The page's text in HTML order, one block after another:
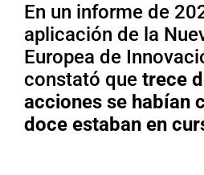
En un informe de
aplicación de la
Europea de
constató que trece
acciones se habían
doce estaban en